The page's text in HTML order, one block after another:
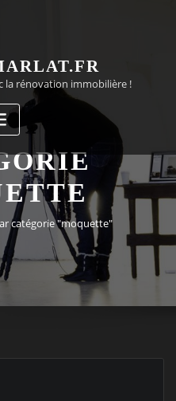
la rénovation immobilière !
catégorie "moquette"